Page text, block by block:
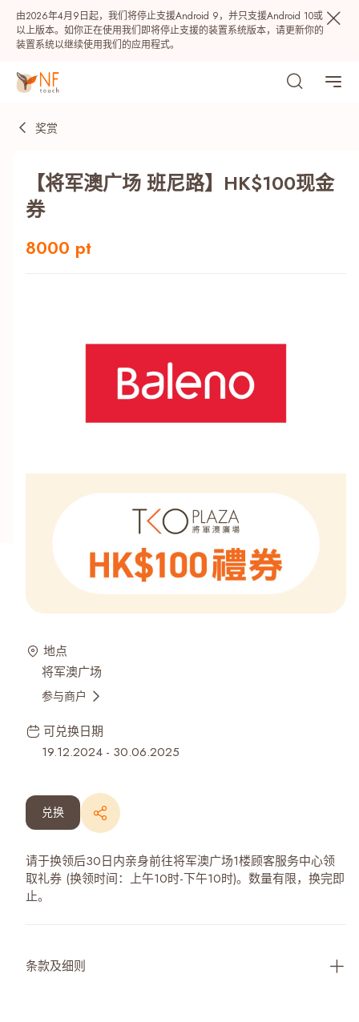
由2026年4月9日起，我们将停止支援Android 9，并只支援Android 10或
以上版本。如你正在使用我们即将停止支援的装置系统版本，请更新你的
装置系统以继续使用我们的应用程式。
热门
最近搜寻纪录
奖赏
【将军澳广场 班尼路】HK$100现金
券
8000 pt
地点
将军澳广场
参与商户
可兑换日期
19.12.2024 - 30.06.2025
兑换
请于换领后30日内亲身前往将军澳广场1楼顾客服务中心领
取礼券 (换领时间：上午10时-下午10时)。数量有限，换完即
止。
条款及细则